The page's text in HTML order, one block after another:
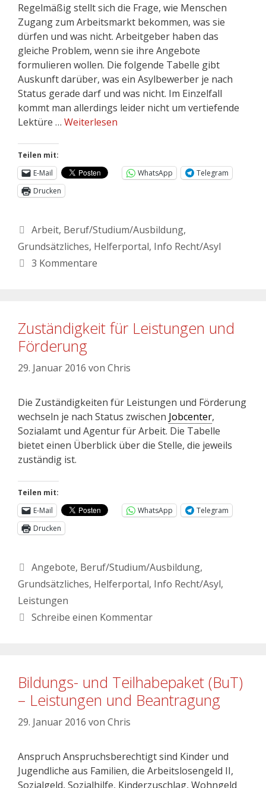
Regelmäßig stellt sich die Frage, wie Menschen
Zugang zum Arbeitsmarkt bekommen, was sie
dürfen und was nicht. Arbeitgeber haben das
gleiche Problem, wenn sie ihre Angebote
formulieren wollen. Die folgende Tabelle gibt
Auskunft darüber, was ein Asylbewerber je nach
Status gerade darf und was nicht. Im Einzelfall
kommt man allerdings leider nicht um vertiefende
Lektüre … Weiterlesen
Teilen mit:
E-Mail
WhatsApp
Telegram
Drucken
Arbeit, Beruf/Studium/Ausbildung,
Grundsätzliches, Helferportal, Info Recht/Asyl
3 Kommentare
Zuständigkeit für Leistungen und
Förderung
29. Januar 2016 von Chris
Die Zuständigkeiten für Leistungen und Förderung
wechseln je nach Status zwischen Jobcenter,
Sozialamt und Agentur für Arbeit. Die Tabelle
bietet einen Überblick über die Stelle, die jeweils
zuständig ist.
Teilen mit:
E-Mail
WhatsApp
Telegram
Drucken
Angebote, Beruf/Studium/Ausbildung,
Grundsätzliches, Helferportal, Info Recht/Asyl,
Leistungen
Schreibe einen Kommentar
Bildungs- und Teilhabepaket (BuT)
– Leistungen und Beantragung
29. Januar 2016 von Chris
Anspruch Anspruchsberechtigt sind Kinder und
Jugendliche aus Familien, die Arbeitslosengeld II,
Sozialgeld, Sozialhilfe, Kinderzuschlag, Wohngeld